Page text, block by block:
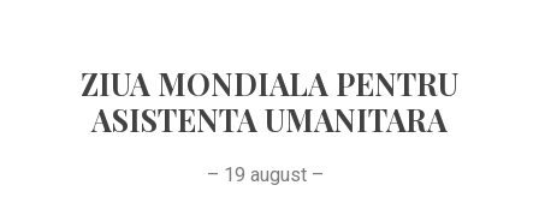
ZIUA MONDIALA PENTRU
ASISTENTA UMANITARA
– 19 august –